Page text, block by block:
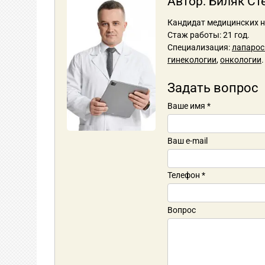
Кандидат медицинских
Стаж работы: 21 год.
Специализация:
гинекологии,онкологии
Задать вопрос
Ваше имя *
Ваш e-mail
Телефон *
Вопрос